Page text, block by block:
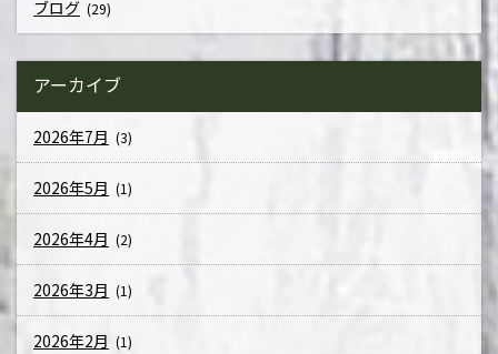
ブログ (29)
アーカイブ
2026年7月 (3)
2026年5月 (1)
2026年4月 (2)
2026年3月 (1)
2026年2月 (1)